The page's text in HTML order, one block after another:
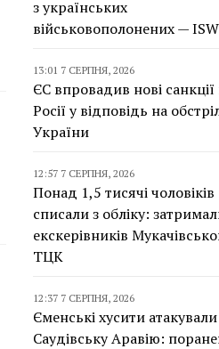
з українських
військовополонених — ISW
13:01 7 СЕРПНЯ, 2026
ЄС впровадив нові
Росії у відповідь на
України
12:57 7 СЕРПНЯ, 2026
Понад 1,5 тисячі чоловіків
списали з обліку:
екскерівників
ТЦК
12:37 7 СЕРПНЯ, 2026
Єменські хусити атакували
Саудівську Аравію: